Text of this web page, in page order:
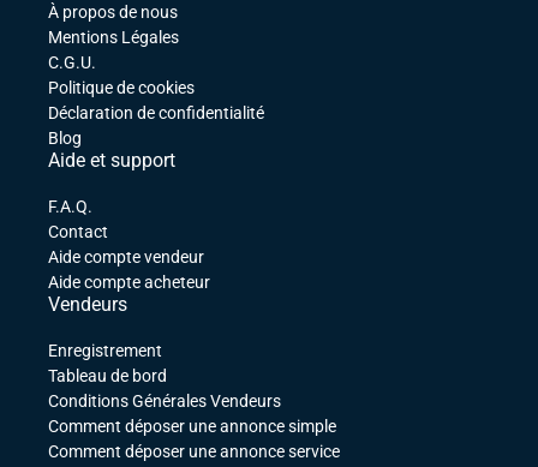
À propos de nous
Mentions Légales
C.G.U.
Politique de cookies
Déclaration de confidentialité
Blog
Aide et support
F.A.Q.
Contact
Aide compte vendeur
Aide compte acheteur
Vendeurs
Enregistrement
Tableau de bord
Conditions Générales Vendeurs
Comment déposer une annonce simple
Comment déposer une annonce service